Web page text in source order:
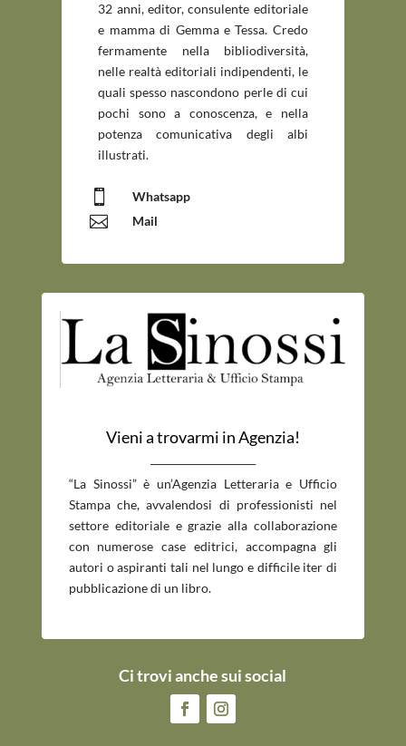
32 anni, editor, consulente editoriale
e mamma di Gemma e Tessa. Credo
fermamente nella bibliodiversità,
nelle realtà editoriali indipendenti, le
quali spesso nascondono perle di cui
pochi sono a conoscenza, e nella
potenza comunicativa degli albi
illustrati.
 Whatsapp
 Mail
Vieni a trovarmi in Agenzia!
“La Sinossi” è un’Agenzia Letteraria e Ufficio
Stampa che, avvalendosi di professionisti nel
settore editoriale e grazie alla collaborazione
con numerose case editrici, accompagna gli
autori o aspiranti tali nel lungo e difficile iter di
pubblicazione di un libro.
Ci trovi anche sui social